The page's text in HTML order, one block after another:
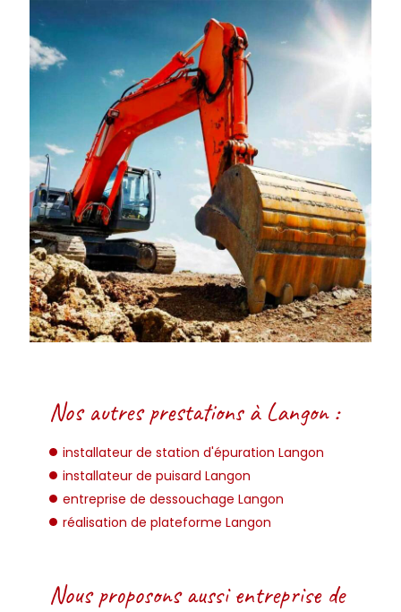
Nos autres prestations à Langon :
installateur de station d'épuration Langon
installateur de puisard Langon
entreprise de dessouchage Langon
réalisation de plateforme Langon
Nous proposons aussi entreprise de